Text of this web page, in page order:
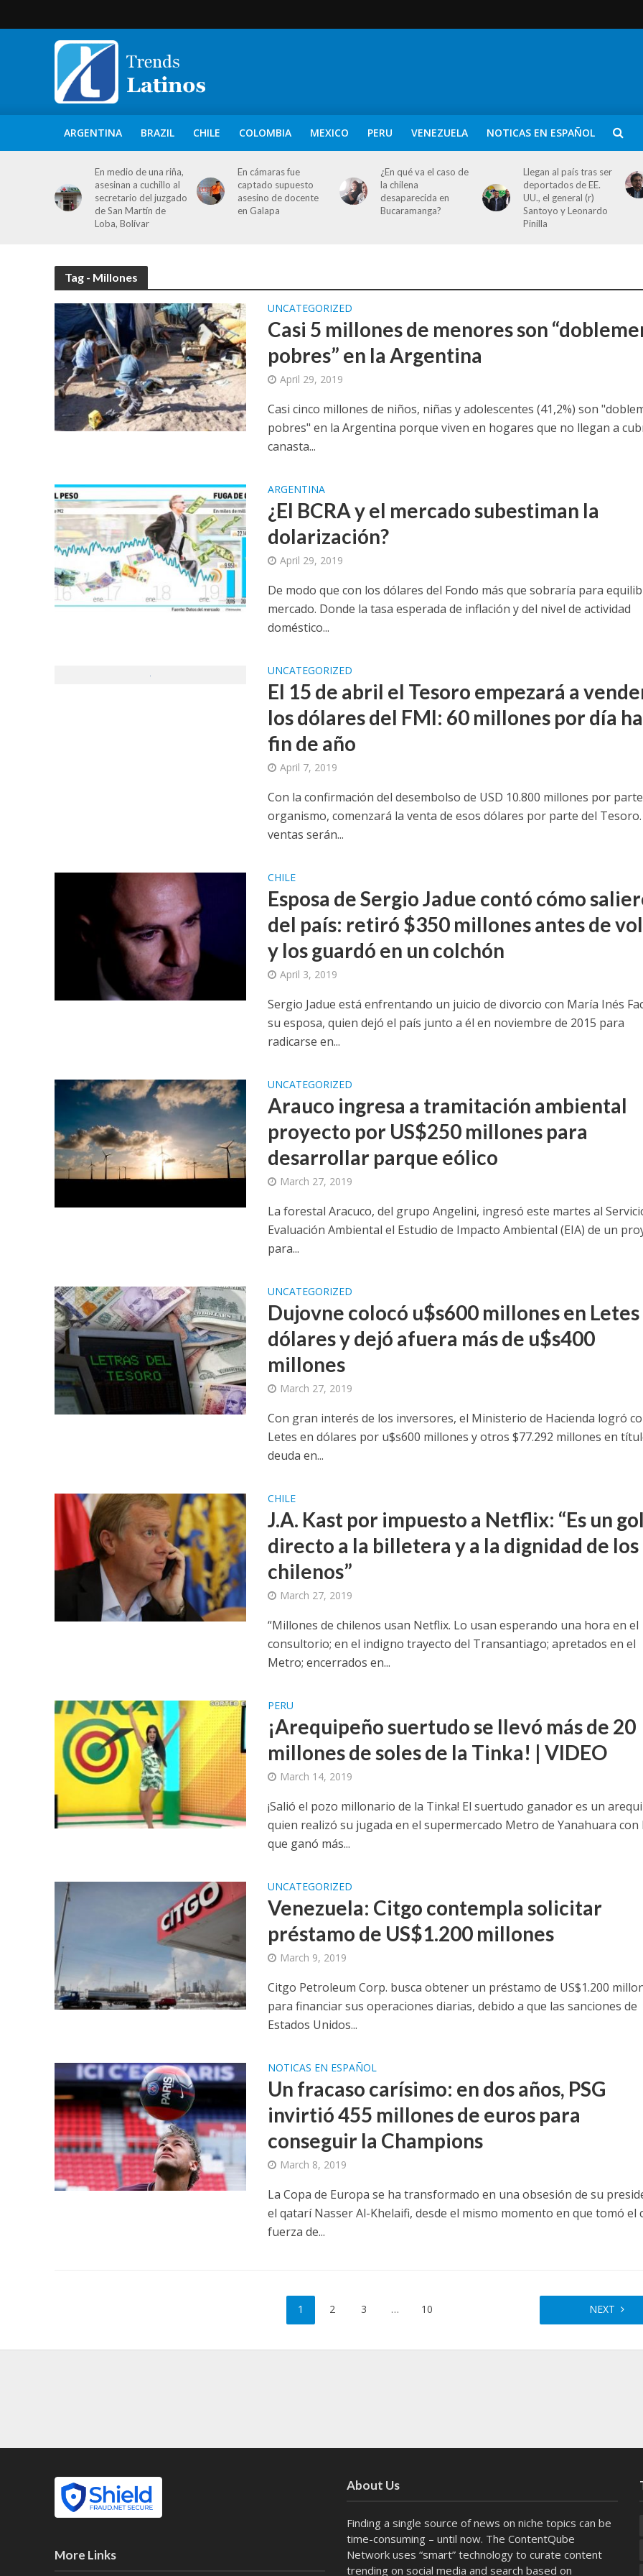
ARGENTINA BRAZIL CHILE COLOMBIA MEXICO PERU VENEZUELA NOTICAS EN ESPAÑOL
En medio de una riña,
asesinan a cuchillo al
secretario del juzgado
de San Martín de
Loba, Bolívar
En cámaras fue
captado supuesto
asesino de docente
en Galapa
¿En qué va el caso de
la chilena
desaparecida en
Bucaramanga?
Llegan al país tras ser
deportados de EE.
UU., el general (r)
Santoyo y Leonardo
Pinilla
Tag - Millones
UNCATEGORIZED
Casi 5 millones de menores son
pobres” en la Argentina
April 29, 2019
Casi cinco millones de niños, niñas y adolescentes (41,2%) son
pobres" en la Argentina porque viven en hogares que no llegan a
canasta...
ARGENTINA
¿El BCRA y el mercado subestiman la
dolarización?
April 29, 2019
De modo que con los dólares del Fondo más que sobraría para
mercado. Donde la tasa esperada de inflación y del nivel de actividad
doméstico...
UNCATEGORIZED
El 15 de abril el Tesoro empezará a
los dólares del FMI: 60 millones por día
fin de año
April 7, 2019
Con la confirmación del desembolso de USD 10.800 millones por
organismo, comenzará la venta de esos dólares por parte del Tesoro.
ventas serán...
CHILE
Esposa de Sergio Jadue contó cómo
del país: retiró $350 millones antes de
y los guardó en un colchón
April 3, 2019
Sergio Jadue está enfrentando un juicio de divorcio con María Inés
su esposa, quien dejó el país junto a él en noviembre de 2015 para
radicarse en...
UNCATEGORIZED
Arauco ingresa a tramitación ambiental
proyecto por US$250 millones para
desarrollar parque eólico
March 27, 2019
La forestal Aracuco, del grupo Angelini, ingresó este martes al
Evaluación Ambiental el Estudio de Impacto Ambiental (EIA) de un
para...
UNCATEGORIZED
Dujovne colocó u$s600 millones en Letes
dólares y dejó afuera más de u$s400
millones
March 27, 2019
Con gran interés de los inversores, el Ministerio de Hacienda logró
Letes en dólares por u$s600 millones y otros $77.292 millones en
deuda en...
CHILE
J.A. Kast por impuesto a Netflix: “Es un
directo a la billetera y a la dignidad de los
chilenos”
March 27, 2019
“Millones de chilenos usan Netflix. Lo usan esperando una hora en el
consultorio; en el indigno trayecto del Transantiago; apretados en el
Metro; encerrados en...
PERU
¡Arequipeño suertudo se llevó más de 20
millones de soles de la Tinka! | VIDEO
March 14, 2019
¡Salió el pozo millonario de la Tinka! El suertudo ganador es un
quien realizó su jugada en el supermercado Metro de Yanahuara con
que ganó más...
UNCATEGORIZED
Venezuela: Citgo contempla solicitar
préstamo de US$1.200 millones
March 9, 2019
Citgo Petroleum Corp. busca obtener un préstamo de US$1.200
para financiar sus operaciones diarias, debido a que las sanciones de
Estados Unidos...
NOTICAS EN ESPAÑOL
Un fracaso carísimo: en dos años, PSG
invirtió 455 millones de euros para
conseguir la Champions
March 8, 2019
La Copa de Europa se ha transformado en una obsesión de su
el qatarí Nasser Al-Khelaifi, desde el mismo momento en que tomó el
fuerza de...
1 2 3 … 10 NEXT
More Links
About Us
Finding a single source of news on niche topics can be
time-consuming – until now. TheContentQube
Network uses “smart” technology to curate content
trending on social media and search based on